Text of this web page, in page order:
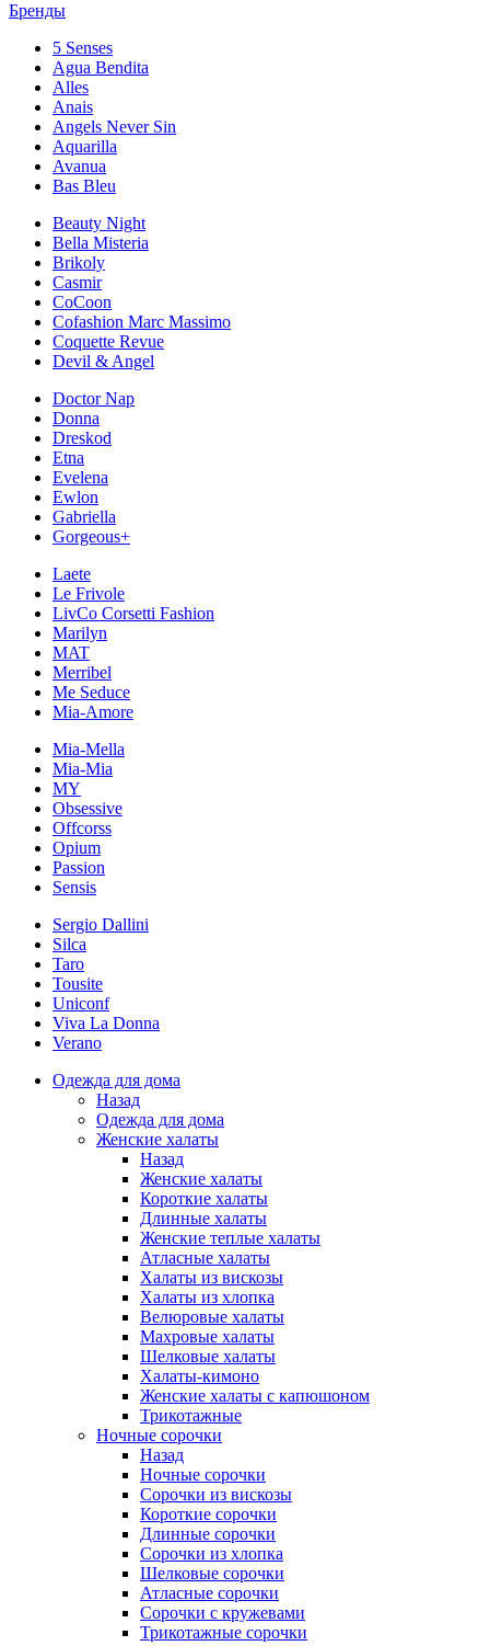
Бренды
5 Senses
Agua Bendita
Alles
Anais
Angels Never Sin
Aquarilla
Avanua
Bas Bleu
Beauty Night
Bella Misteria
Brikoly
Casmir
CoCoon
Cofashion Marc Massimo
Coquette Revue
Devil & Angel
Doctor Nap
Donna
Dreskod
Etna
Evelena
Ewlon
Gabriella
Gorgeous+
Laete
Le Frivole
LivCo Corsetti Fashion
Marilyn
MAT
Merribel
Me Seduce
Mia-Amore
Mia-Mella
Mia-Mia
MY
Obsessive
Offcorss
Opium
Passion
Sensis
Sergio Dallini
Silca
Taro
Tousite
Uniconf
Viva La Donna
Verano
Одежда для дома
Назад
Одежда для дома
Женские халаты
Назад
Женские халаты
Короткие халаты
Длинные халаты
Женские теплые халаты
Атласные халаты
Халаты из вискозы
Халаты из хлопка
Велюровые халаты
Махровые халаты
Шелковые халаты
Халаты-кимоно
Женские халаты с капюшоном
Трикотажные
Ночные сорочки
Назад
Ночные сорочки
Сорочки из вискозы
Короткие сорочки
Длинные сорочки
Сорочки из хлопка
Шелковые сорочки
Атласные сорочки
Сорочки с кружевами
Трикотажные сорочки